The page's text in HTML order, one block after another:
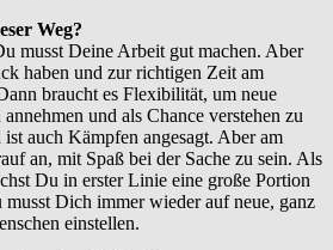
Weg?
musst Deine Arbeit gut machen. Aber
haben und zur richtigen Zeit am
braucht es Flexibilität, um neue
und als Chance verstehen zu
auch Kämpfen angesagt. Aber am
an, mit Spaß bei der Sache zu sein. Als
Du in erster Linie eine große Portion
Dich immer wieder auf neue, ganz
einstellen.